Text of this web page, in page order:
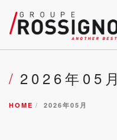
INNOVATIONS
2026年05月
HOME 2026年05月